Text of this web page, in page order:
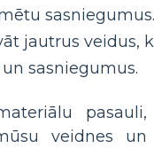
sasniegumus.
jautrus veidus,
sasniegumus.
pasauli,
veidnes un